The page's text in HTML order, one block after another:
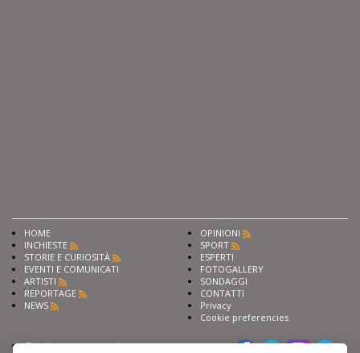
HOME
INCHIESTE
STORIE E CURIOSITÀ
EVENTI E COMUNICATI
ARTISTI
REPORTAGE
NEWS
OPINIONI
SPORT
ESPERTI
FOTOGALLERY
SONDAGGI
CONTATTI
Privacy
Cookie preferencies
Chiedi ai nostri esperti